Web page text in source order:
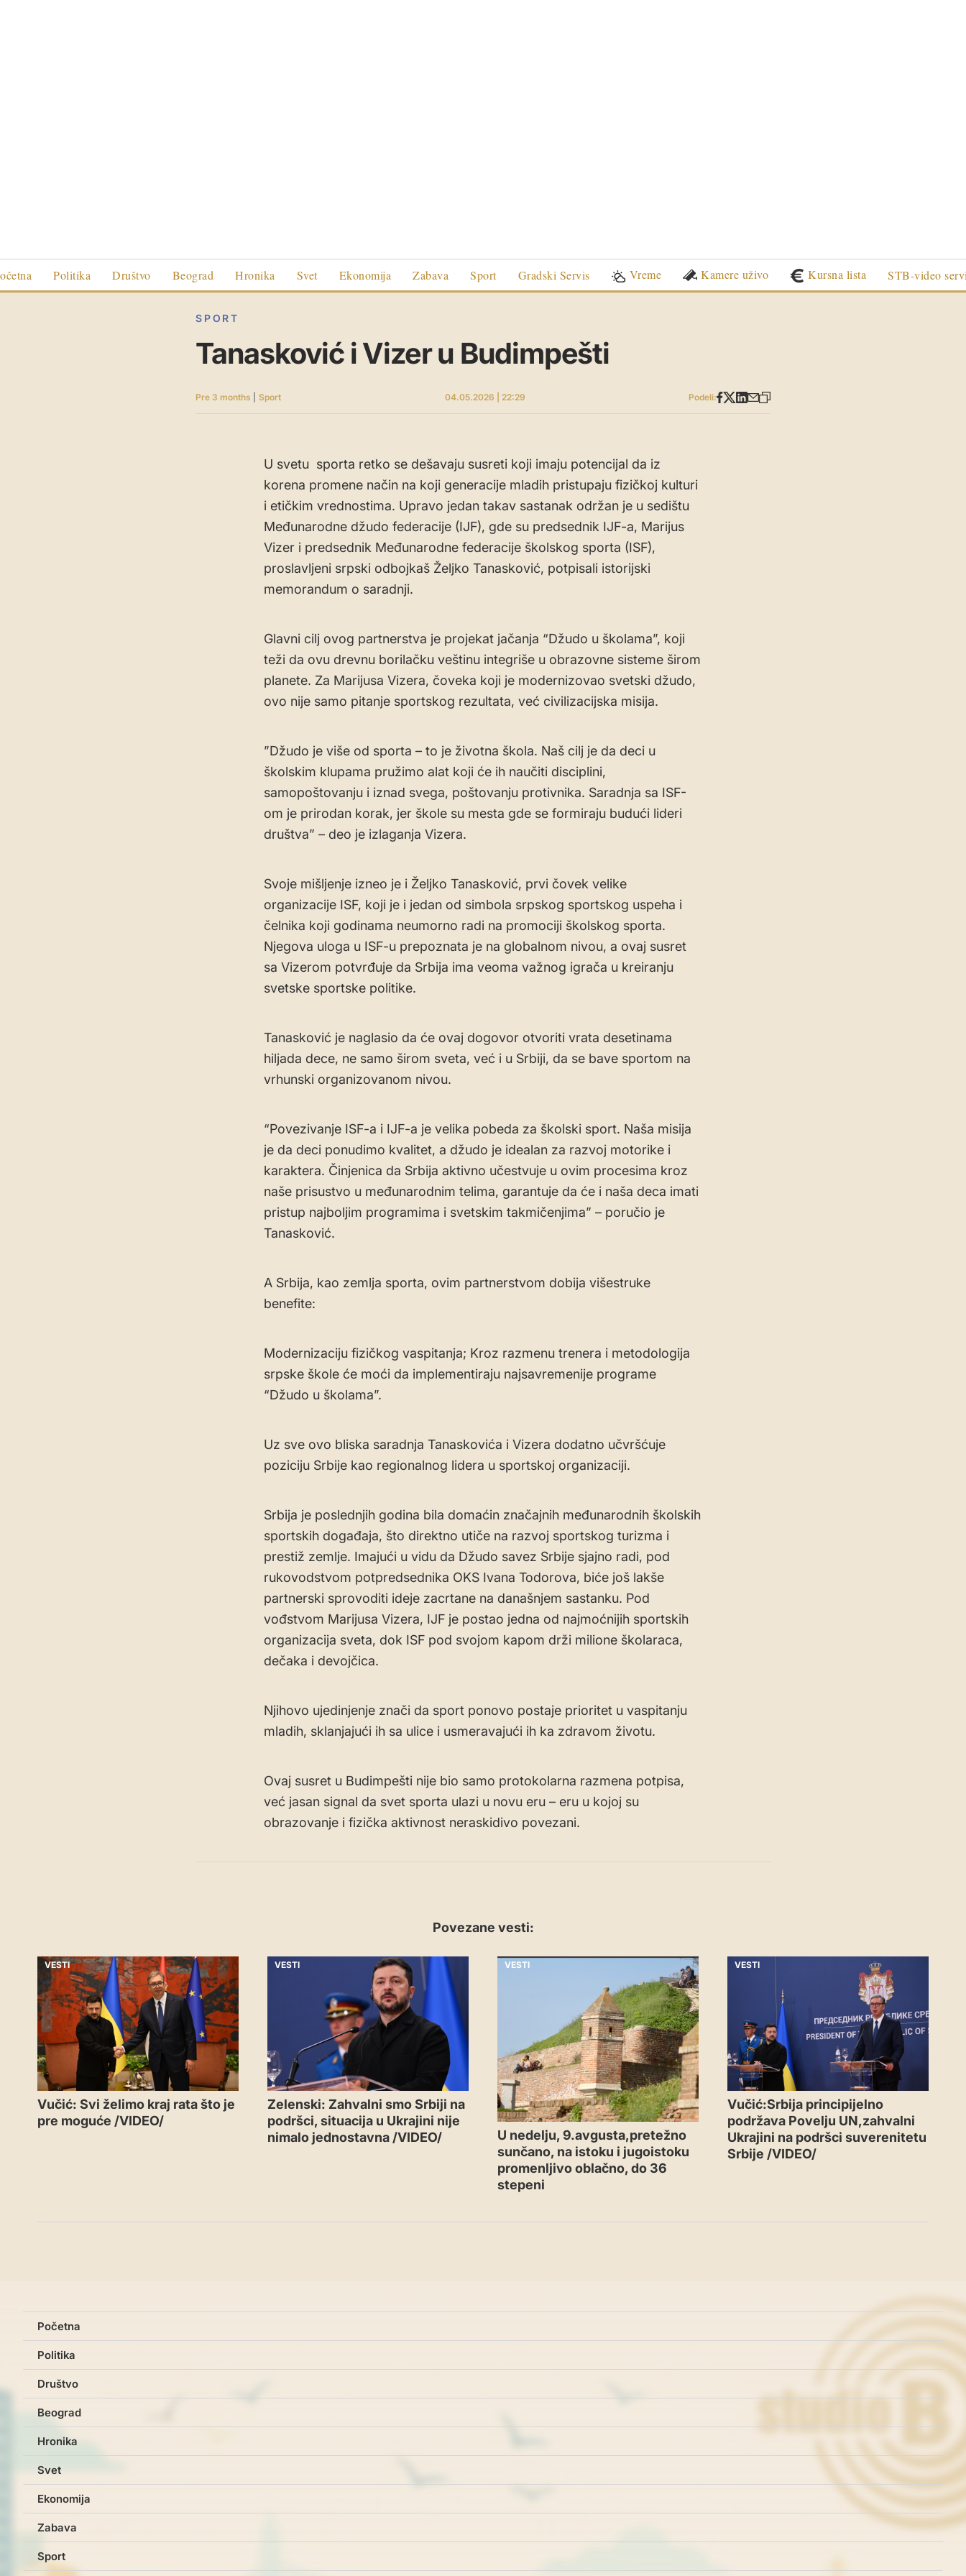
Politika Društvo Beograd Hronika Svet Ekonomija Zabava Sport Gradski Servis Vreme Kamere uživo Kursna lista STB-video
SPORT
Tanasković i Vizer u Budimpešti
Pre 3 months Sport 04.05.2026 | 22:29 Podeli:
U svetu sporta retko se dešavaju susreti koji imaju potencijal da iz
korena promene način na koji generacije mladih pristupaju fizičkoj kulturi
i etičkim vrednostima. Upravo jedan takav sastanak održan je u sedištu
Međunarodne džudo federacije (IJF), gde su predsednik IJF-a, Marijus
Vizer i predsednik Međunarodne federacije školskog sporta (ISF),
proslavljeni srpski odbojkaš Željko Tanasković, potpisali istorijski
memorandum o saradnji.
​Glavni cilj ovog partnerstva je projekat jačanja “Džudo u školama”, koji
teži da ovu drevnu borilačku veštinu integriše u obrazovne sisteme širom
planete. Za Marijusa Vizera, čoveka koji je modernizovao svetski džudo,
ovo nije samo pitanje sportskog rezultata, već civilizacijska misija.
​”Džudo je više od sporta – to je životna škola. Naš cilj je da deci u
školskim klupama pružimo alat koji će ih naučiti disciplini,
samopoštovanju i iznad svega, poštovanju protivnika. Saradnja sa ISF-
om je prirodan korak, jer škole su mesta gde se formiraju budući lideri
društva” – deo je izlaganja Vizera.
Svoje mišljenje izneo je i ​Željko Tanasković, prvi čovek velike
organizacije ISF, koji je i jedan od simbola srpskog sportskog uspeha i
čelnika koji godinama neumorno radi na promociji školskog sporta.
Njegova uloga u ISF-u prepoznata je na globalnom nivou, a ovaj susret
sa Vizerom potvrđuje da Srbija ima veoma važnog igrača u kreiranju
svetske sportske politike.
​Tanasković je naglasio da će ovaj dogovor otvoriti vrata desetinama
hiljada dece, ne samo širom sveta, već i u Srbiji, da se bave sportom na
vrhunski organizovanom nivou.
“Povezivanje ISF-a i IJF-a je velika pobeda za školski sport. Naša misija
je da deci ponudimo kvalitet, a džudo je idealan za razvoj motorike i
karaktera. Činjenica da Srbija aktivno učestvuje u ovim procesima kroz
naše prisustvo u međunarodnim telima, garantuje da će i naša deca imati
pristup najboljim programima i svetskim takmičenjima” – poručio je
Tanasković.
A ​Srbija, kao zemlja sporta, ovim partnerstvom dobija višestruke
benefite:
​Modernizaciju fizičkog vaspitanja; Kroz razmenu trenera i metodologija
srpske škole će moći da implementiraju najsavremenije programe
“Džudo u školama”.
Uz sve ovo bliska saradnja Tanaskovića i Vizera dodatno učvršćuje
poziciju Srbije kao regionalnog lidera u sportskoj organizaciji.
Srbija je poslednjih godina bila domaćin značajnih međunarodnih školskih
sportskih događaja, što direktno utiče na razvoj sportskog turizma i
prestiž zemlje. Imajući u vidu da Džudo savez Srbije sjajno radi, pod
rukovodstvom potpredsednika OKS Ivana Todorova, biće još lakše
partnerski sprovoditi ideje zacrtane na današnjem sastanku. Pod
vođstvom Marijusa Vizera, IJF je postao jedna od najmoćnijih sportskih
organizacija sveta, dok ISF pod svojom kapom drži milione školaraca,
dečaka i devojčica.
Njihovo ujedinjenje znači da sport ponovo postaje prioritet u vaspitanju
mladih, sklanjajući ih sa ulice i usmeravajući ih ka zdravom životu.
​Ovaj susret u Budimpešti nije bio samo protokolarna razmena potpisa,
već jasan signal da svet sporta ulazi u novu eru – eru u kojoj su
obrazovanje i fizička aktivnost neraskidivo povezani.
Povezane vesti:
VESTI
Vučić: Svi želimo kraj rata što je
pre moguće /VIDEO/
VESTI
Zelenski: Zahvalni smo Srbiji na
podršci, situacija u Ukrajini nije
nimalo jednostavna /VIDEO/
VESTI
U nedelju, 9.avgusta,pretežno
sunčano, na istoku i jugoistoku
promenljivo oblačno, do 36
stepeni
VESTI
Vučić:Srbija principijelno
podržava Povelju UN,zahvalni
Ukrajini na podršci suverenitetu
Srbije /VIDEO/
Početna
Politika
Društvo
Beograd
Hronika
Svet
Ekonomija
Zabava
Sport